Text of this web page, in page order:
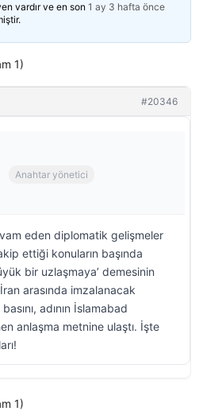
vardır ve en son 1 ay 3 hafta önce
1)
#20346
Anahtar yönetici
eden diplomatik gelişmeler
ettiği konuların başında
bir uzlaşmaya’ demesinin
arasında imzalanacak
adının İslamabad
anlaşma metnine ulaştı. İşte
1)